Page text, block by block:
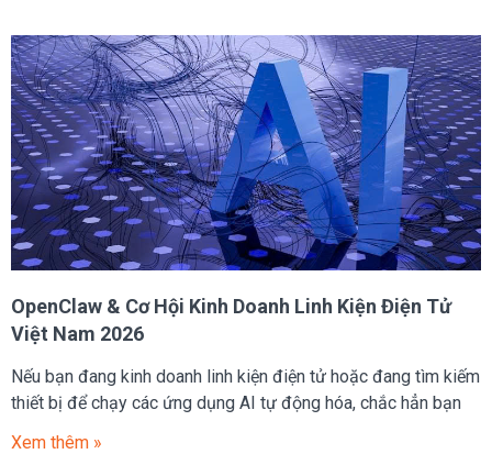
OpenClaw & Cơ Hội Kinh Doanh Linh Kiện Điện Tử
Việt Nam 2026
Nếu bạn đang kinh doanh linh kiện điện tử hoặc đang tìm kiếm
thiết bị để chạy các ứng dụng AI tự động hóa, chắc hẳn bạn
Xem thêm »